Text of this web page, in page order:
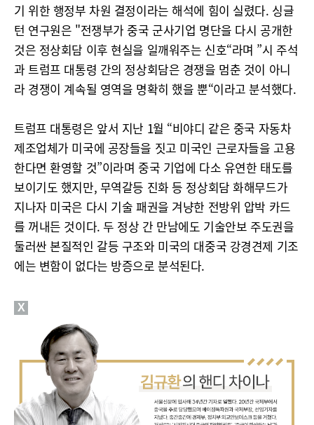
기 위한 행정부 차원 결정이라는 해석에 힘이 실렸다. 싱글
턴 연구원은 "전쟁부가 중국 군사기업 명단을 다시 공개한
것은 정상회담 이후 현실을 일깨워주는 신호“라며 ”시 주석
과 트럼프 대통령 간의 정상회담은 경쟁을 멈춘 것이 아니
라 경쟁이 계속될 영역을 명확히 했을 뿐“이라고 분석했다.
트럼프 대통령은 앞서 지난 1월 “비야디 같은 중국 자동차
제조업체가 미국에 공장들을 짓고 미국인 근로자들을 고용
한다면 환영할 것”이라며 중국 기업에 다소 유연한 태도를
보이기도 했지만, 무역갈등 진화 등 정상회담 화해무드가
지나자 미국은 다시 기술 패권을 겨냥한 전방위 압박 카드
를 꺼내든 것이다. 두 정상 간 만남에도 기술안보 주도권을
둘러싼 본질적인 갈등 구조와 미국의 대중국 강경견제 기조
에는 변함이 없다는 방증으로 분석된다.
X